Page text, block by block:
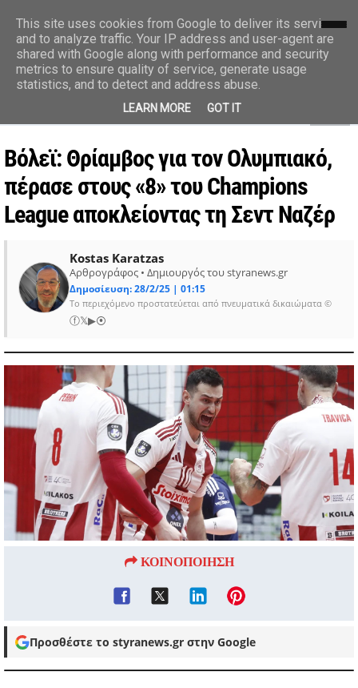
styranews.gr
Ειδήσεις-Γεγονότα-Επικαιρότητα
Βόλεϊ: Θρίαμβος για τον Ολυμπιακό,
πέρασε στους «8» του Champions
League αποκλείοντας τη Σεντ Ναζέρ
Kostas Karatzas
Αρθρογράφος • Δημιουργός του styranews.gr
Δημοσίευση: 28/2/25 | 01:15
Το περιεχόμενο προστατεύεται από πνευματικά δικαιώματα ©
ⓕ𝕏▶⦿
ΚΟΙΝΟΠΟΙΗΣΗ
Προσθέστε το styranews.gr στην Google
This site uses cookies from Google to deliver its services
and to analyze traffic. Your IP address and user-agent are
shared with Google along with performance and security
metrics to ensure quality of service, generate usage
statistics, and to detect and address abuse.
LEARN MORE GOT IT